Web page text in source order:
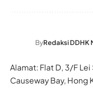
ByRedaksi DDHK
Alamat: Flat D, 3/F Lei
Causeway Bay, Hong